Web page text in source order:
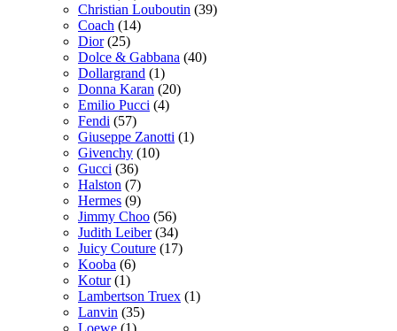
Christian Louboutin (39)
Coach (14)
Dior(25)
Dolce & Gabbana (40)
Dollargrand (1)
Donna Karan (20)
Emilio Pucci (4)
Fendi (57)
Giuseppe Zanotti (1)
Givenchy (10)
Gucci (36)
Halston (7)
Hermes (9)
Jimmy Choo (56)
Judith Leiber(34)
Juicy Couture (17)
Kooba (6)
Kotur(1)
Lambertson Truex (1)
Lanvin (35)
Loewe (1)